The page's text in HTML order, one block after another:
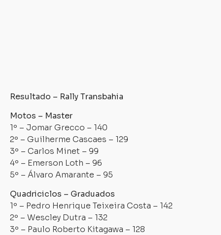
Resultado – Rally Transbahia
Motos – Master
1º – Jomar Grecco – 140
2º – Guilherme Cascaes – 129
3º – Carlos Minet – 99
4º – Emerson Loth – 96
5º – Álvaro Amarante – 95
Quadriciclos – Graduados
1º – Pedro Henrique Teixeira Costa – 142
2º – Wescley Dutra – 132
3º – Paulo Roberto Kitagawa – 128
Carregando...
Carregando...